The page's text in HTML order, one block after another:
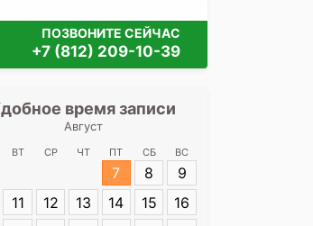
ПОЗВОНИТЕ СЕЙЧАС
+7 (812) 209-10-39
время записи
Август
ВТ СР ЧТ ПТ СБ ВС
7 8
9
11 12 13 14 15
16